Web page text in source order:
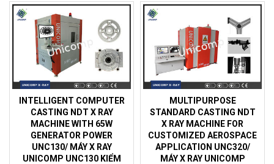
INTELLIGENT COMPUTER
CASTING NDT X RAY
MACHINE WITH 65W
GENERATOR POWER
UNC130/ MÁY X RAY
UNICOMP UNC130 KIỂM
MULTIPURPOSE
STANDARD CASTING NDT
X RAY MACHINE FOR
CUSTOMIZED AEROSPACE
APPLICATION UNC320/
MÁY X RAY UNICOMP